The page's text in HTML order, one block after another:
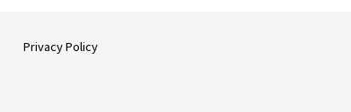
Privacy Policy